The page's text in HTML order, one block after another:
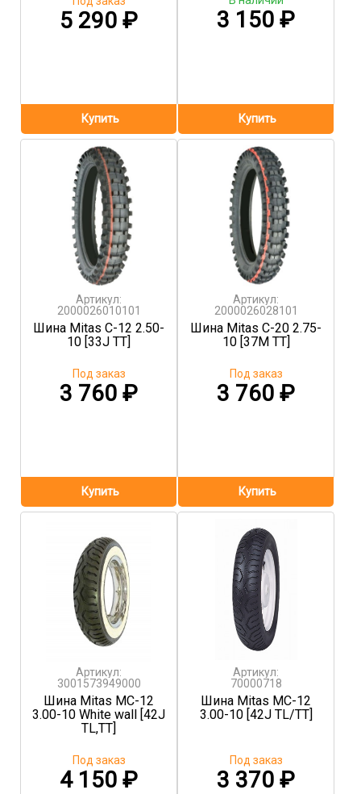
5 290 ₽ 3 150₽
Артикул:
2000026010101
Шина Mitas C-12 2.50-
10 [33J TT]
3 760 ₽
Под заказ
Артикул:
2000026028101
Шина Mitas C-20 2.75-
10 [37M TT]
3 760₽
Под заказ
Артикул:
3001573949000
Шина Mitas MC-12
3.00-10 White wall [42J
TL,TT]
4 150 ₽
Под заказ
Артикул:
70000718
Шина Mitas MC-12
3.00-10 [42J TL/TT]
3 370₽
Под заказ